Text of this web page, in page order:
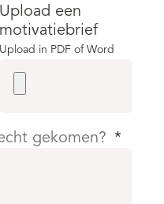
Upload een
motivatiebrief
Upload in PDF of Word
gekomen? *